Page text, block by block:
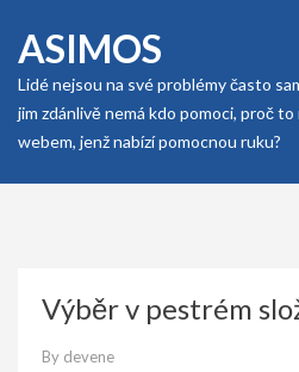
content
Enter)
ASIMOS
Lidé nejsou na své problémy často
jim zdánlivě nemá kdo pomoci, proč
webem, jenž nabízí pomocnou ruku?
Výběr v pestrém
By devene